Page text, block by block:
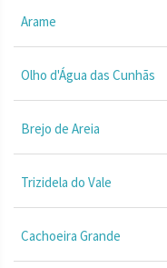
Arame
Olho d'Água das Cunhãs
Brejo de Areia
Trizidela do Vale
Cachoeira Grande